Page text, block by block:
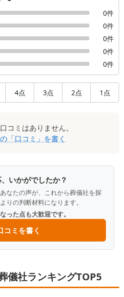
0件
0件
0件
0件
0件
4点 3点 2点 1 点
コミはありません。
の「口コミ」を書く
いかがでしたか？
なたの声が、これから葬儀社を探
りの判断材料になります。
った点も大歓迎です。
コミを書く
儀社ランキングTOP5